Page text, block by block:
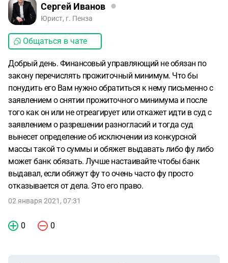
Сергей Иванов
Юрист, г. Пенза
Общаться в чате
Добрый день. Финансовый управляющий не обязан по
закону перечислять прожиточный минимум. Что бы
понудить его Вам нужно обратиться к нему письменно с
заявлением о снятии прожиточного минимума и после
того как он или не отреагирует или откажет идти в суд с
заявлением о разрешении разногласий и тогда суд
вынесет определение об исключении из конкурсной
массы такой то суммы и обяжет выдавать либо фу либо
может банк обязать. Лучше настаивайте чтобы банк
выдавал, если обяжут фу то очень часто фу просто
отказывается от дела. Это его право.
02 января 2021, 07:31
0 0